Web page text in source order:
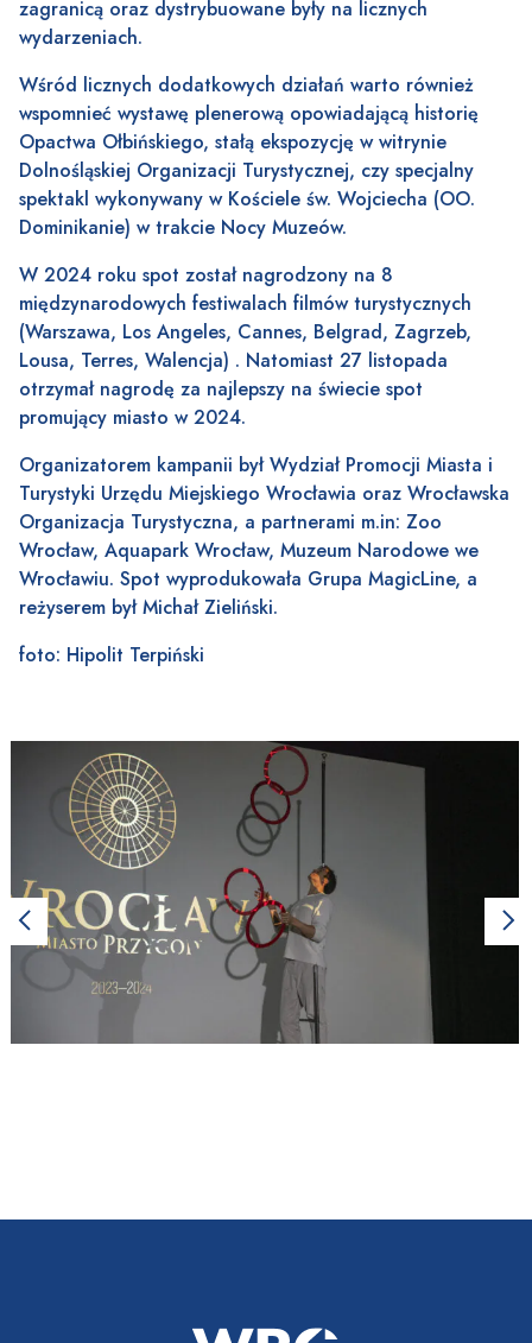
zagranicą oraz dystrybuowane były na licznych
wydarzeniach.
Wśród licznych dodatkowych działań warto również
wspomnieć wystawę plenerową opowiadającą historię
Opactwa Ołbińskiego, stałą ekspozycję w witrynie
Dolnośląskiej Organizacji Turystycznej, czy specjalny
spektakl wykonywany w Kościele św. Wojciecha (OO.
Dominikanie) w trakcie Nocy Muzeów.
W 2024 roku spot został nagrodzony na 8
międzynarodowych festiwalach filmów turystycznych
(Warszawa, Los Angeles, Cannes, Belgrad, Zagrzeb,
Lousa, Terres, Walencja) . Natomiast 27 listopada
otrzymał nagrodę za najlepszy na świecie spot
promujący miasto w 2024.
Organizatorem kampanii był Wydział Promocji Miasta i
Turystyki Urzędu Miejskiego Wrocławia oraz Wrocławska
Organizacja Turystyczna, a partnerami m.in: Zoo
Wrocław, Aquapark Wrocław, Muzeum Narodowe we
Wrocławiu. Spot wyprodukowała Grupa MagicLine, a
reżyserem był Michał Zieliński.
foto: Hipolit Terpiński